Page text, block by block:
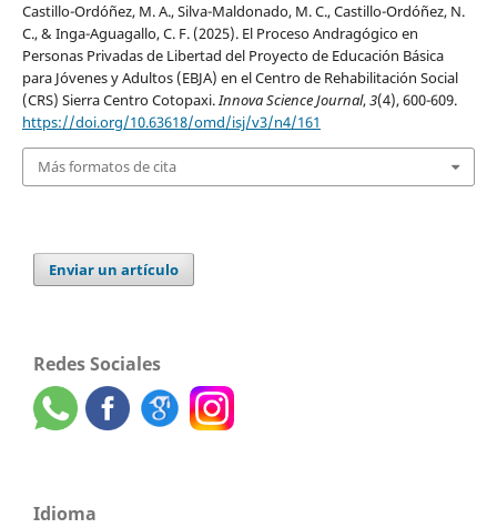
Castillo-Ordóñez, M. A., Silva-Maldonado, M. C., Castillo-Ordóñez, N.
C., & Inga-Aguagallo, C. F. (2025). El Proceso Andragógico en
Personas Privadas de Libertad del Proyecto de Educación Básica
para Jóvenes y Adultos (EBJA) en el Centro de Rehabilitación Social
(CRS) Sierra Centro Cotopaxi.Innova Science Journal,3(4), 600-609.
https://doi.org/10.63618/omd/isj/v3/n4/161
Más formatos de cita
Enviar un artículo
Redes Sociales
Idioma